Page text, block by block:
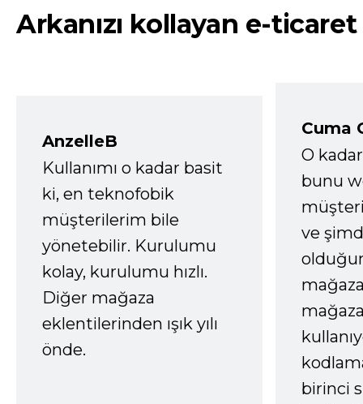
Arkanızı kollayan e-ticaret
AnzelleB
Kullanımı o kadar basit
ki, en teknofobik
müşterilerim bile
yönetebilir. Kurulumu
kolay, kurulumu hızlı.
Diğer mağaza
eklentilerinden ışık yılı
önde.
Cuma
O
bunu
ve
birinci